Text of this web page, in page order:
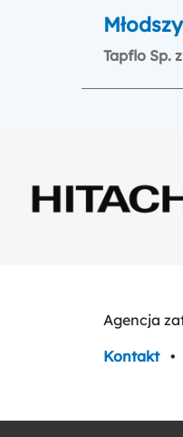
Tapflo Sp.
Agencja
Kontakt •